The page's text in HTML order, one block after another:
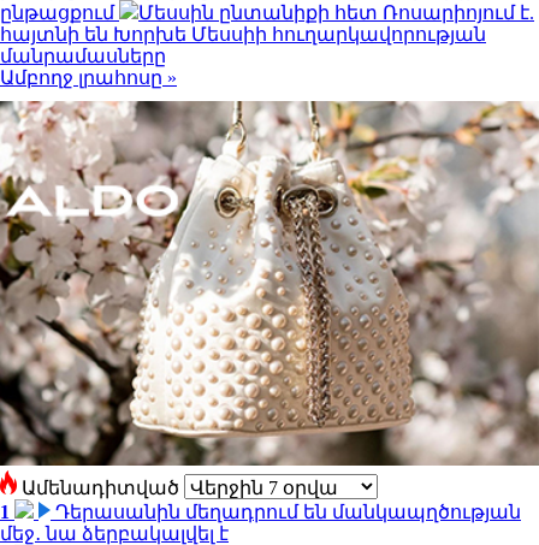
ընթացքում
Մեսսին ընտանիքի հետ Ռոսարիոյում է.
հայտնի են Խորխե Մեսսիի հուղարկավորության
մանրամասները
Ամբողջ լրահոսը »
Ամենադիտված
1
Դերասանին մեղադրում են մանկապղծության
մեջ․ նա ձերբակալվել է